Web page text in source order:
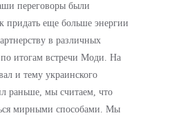
переговоры были
придать еще больше энергии
в различных
итогам встречи Моди. На
и тему украинского
раньше, мы считаем, что
мирными способами. Мы